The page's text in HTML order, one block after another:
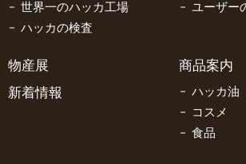
世界一のハッカ工場
ハッカの検査
ユーザー
物産展
新着情報
商品案内
ハッカ油
コスメ
食品